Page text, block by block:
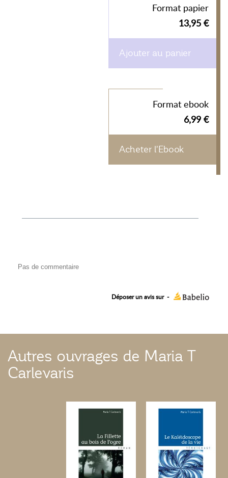
Format papier
13,95 €
Ajouter au panier
Format ebook
6,99 €
Acheter l'Ebook
Pas de commentaire
Déposer un avis sur -
Autres ouvrages de Maria T
Carlevaris